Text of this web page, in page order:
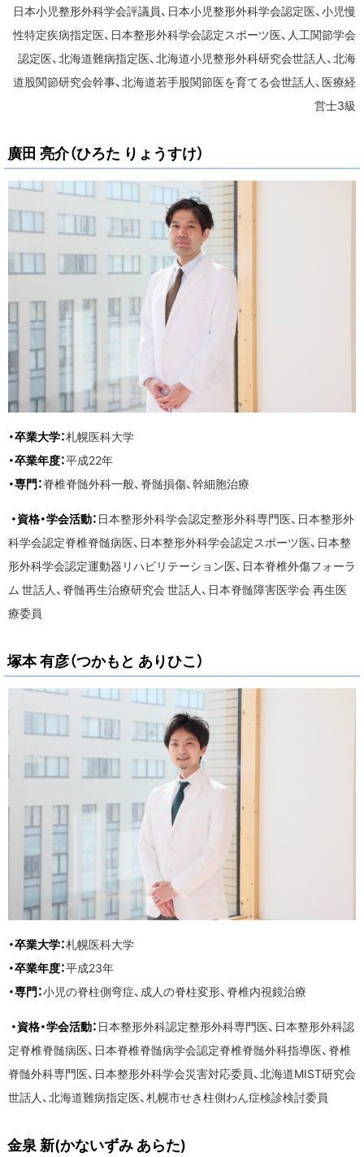
日本小児整形外科学会評議員、日本小児整形外科学会認定医、小児慢
性特定疾病指定医、日本整形外科学会認定スポーツ医、人工関節学会
認定医、北海道難病指定医、北海道小児整形外科研究会世話人、北海
道股関節研究会幹事、北海道若手股関節医を育てる会世話人、医療経
営士3級
廣田 亮介（ひろた りょうすけ）
・卒業大学：札幌医科大学
・卒業年度：平成22年
・専門：脊椎脊髄外科一般、脊髄損傷、幹細胞治療
・資格・学会活動： 日本整形外科学会認定整形外科専門医、日本整形外
科学会認定脊椎脊髄病医、日本整形外科学会認定スポーツ医、日本整
形外科学会認定運動器リハビリテーション医、日本脊椎外傷フォーラ
ム 世話人、脊髄再生治療研究会 世話人、日本脊髄障害医学会 再生医
療委員
塚本 有彦（つかもと ありひこ）
・卒業大学：札幌医科大学
・卒業年度：平成23年
・専門：小児の脊柱側弯症、成人の脊柱変形、脊椎内視鏡治療
・資格・学会活動： 日本整形外科認定整形外科専門医、日本整形外科認
定脊椎脊髄病医、日本脊椎脊髄病学会認定脊椎脊髄外科指導医、脊椎
脊髄外科専門医、日本整形外科学会災害対応委員、北海道MIST研究会
世話人、北海道難病指定医、札幌市せき柱側わん症検診検討委員
金泉 新(かないずみ あらた)